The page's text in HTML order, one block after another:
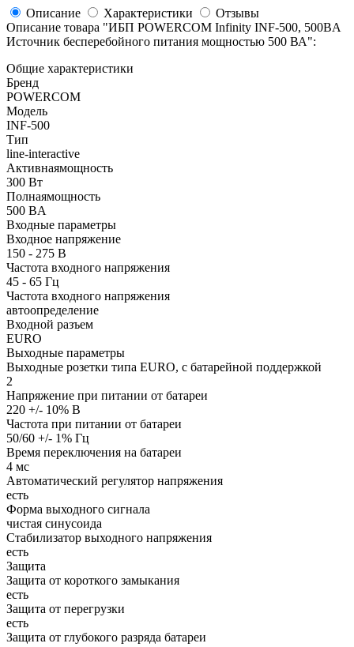
Описание Характеристики
Отзывы
Описание товара "ИБП POWERCOM Infinity INF-500, 500ВA
Источник бесперебойного питания мощностью 500 ВА":
Общие характеристики
Бренд
POWERCOM
Модель
INF-500
Тип
line-interactive
Активнаямощность
300 Вт
Полнаямощность
500 ВA
Входные параметры
Входное напряжение
150 - 275 В
Частота входного напряжения
45 - 65 Гц
Частота входного напряжения
автоопределение
Входной разъем
EURO
Выходные параметры
Выходные розетки типа EURO, с батарейной поддержкой
2
Напряжение при питании от батареи
220 +/- 10% В
Частота при питании от батареи
50/60 +/- 1% Гц
Время переключения на батареи
4 мс
Автоматический регулятор напряжения
есть
Форма выходного сигнала
чистая синусоида
Стабилизатор выходного напряжения
есть
Защита
Защита от короткого замыкания
есть
Защита от перегрузки
есть
Защита от глубокого разряда батареи